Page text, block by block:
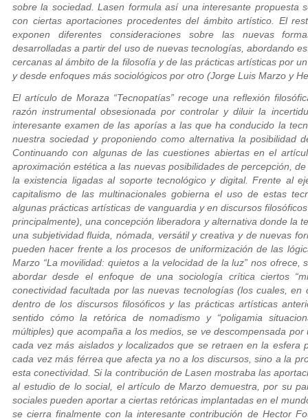
sobre la sociedad. Lasen formula así una interesante propuesta
con ciertas aportaciones procedentes del ámbito artístico. El
exponen diferentes consideraciones sobre las nuevas
desarrolladas a partir del uso de nuevas tecnologías, abordando
cercanas al ámbito de la filosofía y de las prácticas artísticas por
y desde enfoques más sociológicos por otro (Jorge Luis Marzo y
El artículo de Moraza “Tecnopatías” recoge una reflexión
razón instrumental obsesionada por controlar y diluir la
interesante examen de las aporías a las que ha conducido la
nuestra sociedad y proponiendo como alternativa la posibilidad
Continuando con algunas de las cuestiones abiertas en el
aproximación estética a las nuevas posibilidades de percepción,
la existencia ligadas al soporte tecnológico y digital. Frente al
capitalismo de las multinacionales gobierna el uso de estas
algunas prácticas artísticas de vanguardia y en discursos
principalmente), una concepción liberadora y alternativa donde la
una subjetividad fluida, nómada, versátil y creativa y de nuevas
pueden hacer frente a los procesos de uniformización de las
Marzo “La movilidad: quietos a la velocidad de la luz” nos
abordar desde el enfoque de una sociología crítica ciertos
conectividad facultada por las nuevas tecnologías (los cuales,
dentro de los discursos filosóficos y las prácticas artísticas
sentido cómo la retórica de nomadismo y “poligamia
múltiples) que acompaña a los medios, se ve descompensada
cada vez más aislados y localizados que se retraen en la esfera
cada vez más férrea que afecta ya no a los discursos, sino a la
esta conectividad. Si la contribución de Lasen mostraba las
al estudio de lo social, el artículo de Marzo demuestra, por su
sociales pueden aportar a ciertas retóricas implantadas en el
se cierra finalmente con la interesante contribución de Hector